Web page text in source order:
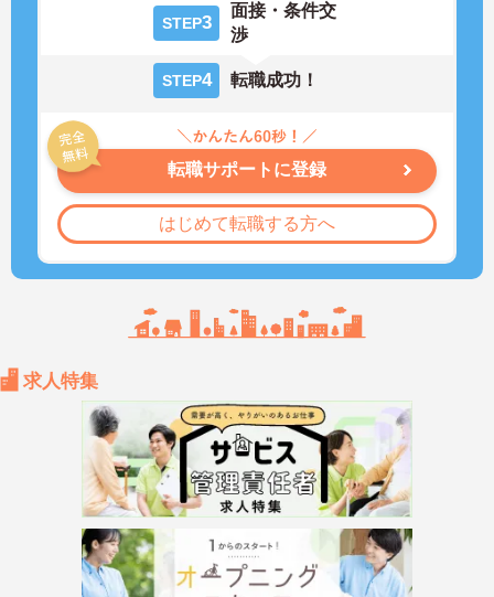
STEP3
面接・条件交
渉
STEP4 転職成功！
転職サポートに登録
はじめて転職する方へ
求人特集